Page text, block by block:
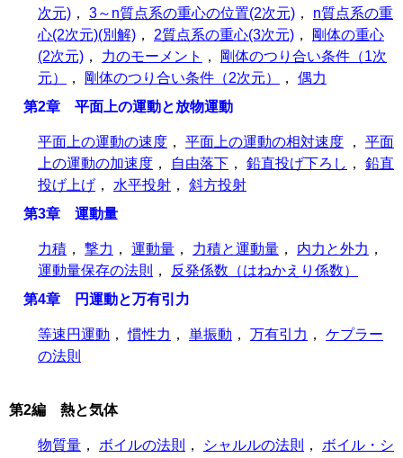
次元) ， 3～n質点系の重心の位置(2次元) ， n質点系の重
心(2次元)(別解) ， 2質点系の重心(3次元) ，
剛体の重心
(2次元) ， 力のモーメント ，
剛体のつり合い条件（1次
元）
， 剛体のつり合い条件（2次元） ， 偶力
第2章 平面上の運動と放物運動
平面上の運動の速度 ， 平面上の運動の相対速度 ， 平面
上の運動の加速度 ， 自由落下 ， 鉛直投げ下ろし ， 鉛直
投げ上げ ， 水平投射 ， 斜方投射
第3章 運動量
力積 ， 撃力 ， 運動量 ， 力積と運動量 ， 内力と外力 ，
運動量保存の法則
，
反発係数（はねかえり係数）
第4章 円運動と万有引力
等速円運動 ，慣性力 ， 単振動 ， 万有引力 ， ケプラー
の法則
第2編 熱と気体
物質量 ， ボイルの法則 ， シャルルの法則 ， ボイル・シ